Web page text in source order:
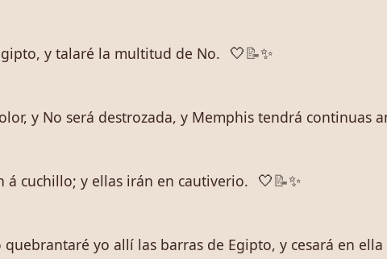
y talaré la multitud de No. 🤍 📝✨
y No será destrozada, y Memphis tendrá continuas
á cuchillo; y ellas irán en cautiverio. 🤍 📝✨
yo allí las barras de Egipto, y cesará en